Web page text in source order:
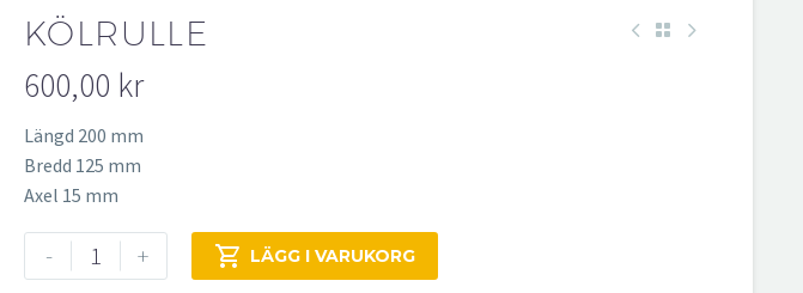
KÖLRULLE
600,00 kr
Längd 200 mm
Bredd 125 mm
Axel 15 mm
-
Kölrulle
mängd
+  LÄGG I VARUKORG